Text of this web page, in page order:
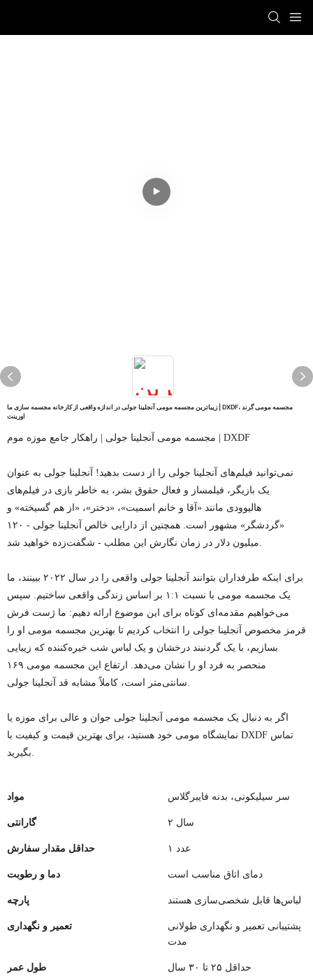
زیباترین مجسمه مومی آنجلینا جولی در اندازه واقعی از کارخانه مجسمه سازی ما | DXDF، مجسمه مومی گرند
اورینت
مجسمه مومی آنجلینا جولی | راهکار جامع موزه موم | DXDF
نمی‌توانید فیلم‌های آنجلینا جولی را از دست بدهید! آنجلینا جولی به عنوان
یک بازیگر، فیلمساز و فعال حقوق بشر، به خاطر بازی در فیلم‌های
هالیوودی مانند «آقا و خانم اسمیت»، «دختر»، «از هم گسیخته» و
«گردشگر» مشهور است. همچنین از دارایی خالص آنجلینا جولی - ۱۲۰
میلیون دلار در زمان نگارش این مطلب - شگفت‌زده خواهید شد.
برای اینکه طرفداران بتوانند آنجلینا جولی واقعی را در سال ۲۰۲۲ ببینند، ما
یک مجسمه مومی با نسبت ۱:۱ بر اساس زندگی واقعی ساختیم. سپس
می‌خواهیم مقدمه‌ای کوتاه برای این موضوع ارائه دهیم: ما ژست فرش
قرمز مخصوص آنجلینا جولی را انتخاب کردیم تا بهترین مجسمه مومی او را
بسازیم، با یک گردنبند درخشان و یک لباس شب خیره‌کننده که زیبایی
منحصر به فرد او را نشان می‌دهد. ارتفاع این مجسمه مومی ۱۶۹
سانتی‌متر است، کاملاً مشابه قد آنجلینا جولی.
اگر به دنبال یک مجسمه مومی آنجلینا جولی جوان و عالی برای موزه یا
نمایشگاه مومی خود هستید، برای بهترین قیمت و کیفیت با DXDF تماس
بگیرید.
مواد سر سیلیکونی، بدنه فایبرگلاس
گارانتی ۲ سال
حداقل مقدار سفارش ۱ عدد
دما و رطوبت دمای اتاق مناسب است
پارچه لباس‌ها قابل شخصی‌سازی هستند
تعمیر و نگهداری
پشتیبانی تعمیر و نگهداری طولانی
مدت
طول عمر حداقل ۲۵ تا ۳۰ سال